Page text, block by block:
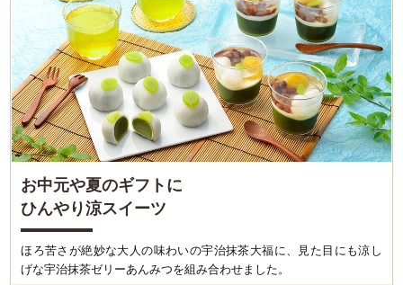
お中元や夏のギフトに
ひんやり涼スイーツ
ほろ苦さが絶妙な大人の味わいの宇治抹茶大福に、見た目にも涼し
げな宇治抹茶ゼリーあんみつを組み合わせました。